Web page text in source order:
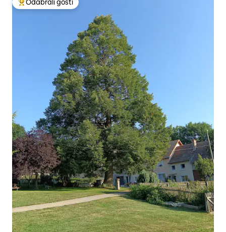
Među najviše rangiranima s oznakom „Odabrali gosti”
Odabrali gosti